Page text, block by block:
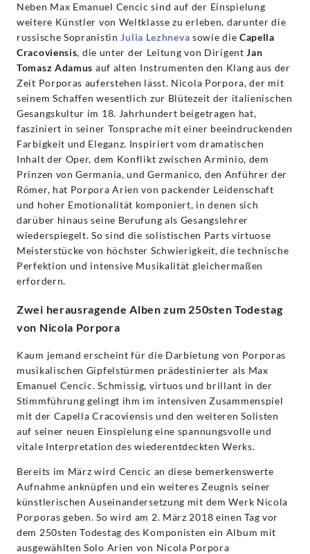
Neben Max Emanuel Cencic sind auf der Einspielung
weitere Künstler von Weltklasse zu erleben, darunter die
russische SopranistinJulia Lezhneva sowie die Capella
Cracoviensis, die unter der Leitung von DirigentJan
Tomasz Adamus auf alten Instrumenten den Klang aus der
Zeit Porporas auferstehen lässt. Nicola Porpora, der mit
seinem Schaffen wesentlich zur Blütezeit der italienischen
Gesangskultur im 18. Jahrhundert beigetragen hat,
fasziniert in seiner Tonsprache mit einer beeindruckenden
Farbigkeit und Eleganz. Inspiriert vom dramatischen
Inhalt der Oper, dem Konflikt zwischen Arminio, dem
Prinzen von Germania, und Germanico, den Anführer der
Römer, hat Porpora Arien von packender Leidenschaft
und hoher Emotionalität komponiert, in denen sich
darüber hinaus seine Berufung als Gesangslehrer
wiederspiegelt. So sind die solistischen Parts virtuose
Meisterstücke von höchster Schwierigkeit, die technische
Perfektion und intensive Musikalität gleichermaßen
erfordern.
Zwei herausragende Alben zum 250sten Todestag
von Nicola Porpora
Kaum jemand erscheint für die Darbietung von Porporas
musikalischen Gipfelstürmen prädestinierter als Max
Emanuel Cencic. Schmissig, virtuos und brillant in der
Stimmführung gelingt ihm im intensiven Zusammenspiel
mit der Capella Cracoviensis und den weiteren Solisten
auf seiner neuen Einspielung eine spannungsvolle und
vitale Interpretation des wiederentdeckten Werks.
Bereits im März wird Cencic an diese bemerkenswerte
Aufnahme anknüpfen und ein weiteres Zeugnis seiner
künstlerischen Auseinandersetzung mit dem Werk Nicola
Porporas geben. So wird am 2. März 2018 einen Tag vor
dem 250sten Todestag des Komponisten ein Album mit
ausgewählten Solo Arien von Nicola Porpora